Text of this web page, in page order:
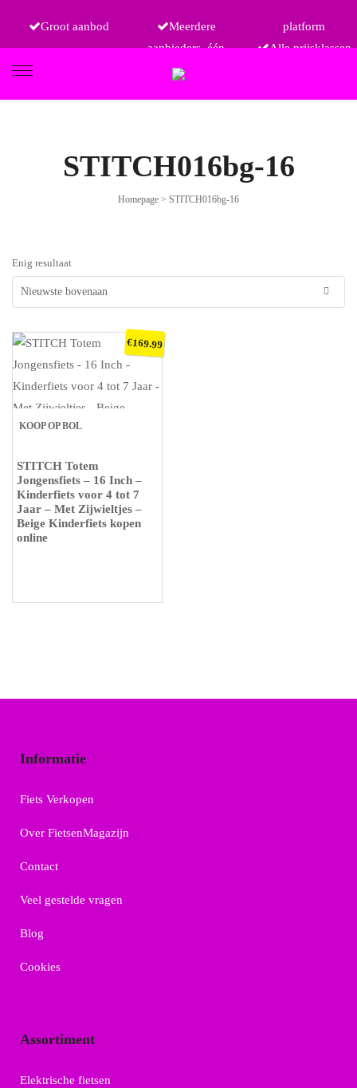
Groot aanbod
Meerdere
aanbieders, één
platform
Alle prijsklassen
STITCH016bg-16
Homepage > STITCH016bg-16
Enig resultaat
KOOP OP BOL
STITCH Totem
Jongensfiets – 16 Inch –
Kinderfiets voor 4 tot 7
Jaar – Met Zijwieltjes –
Beige Kinderfiets kopen
online
€169.99
Informatie
Fiets Verkopen
Over FietsenMagazijn
Contact
Veel gestelde vragen
Blog
Cookies
Assortiment
Elektrische fietsen